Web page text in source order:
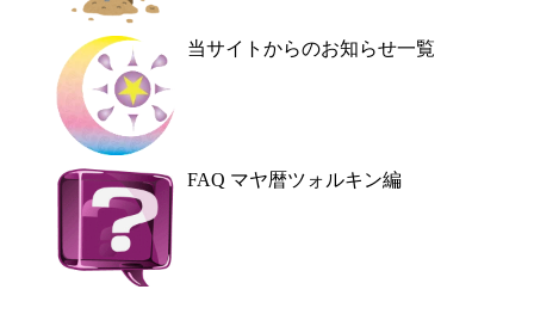
当サイトからのお知らせ一覧
FAQ マヤ暦ツォルキン編